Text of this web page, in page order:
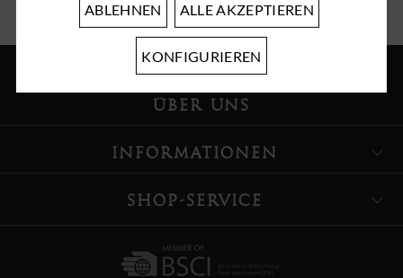
ÜBER UNS
INFORMATIONEN
SHOP-SERVICE
ABLEHNEN ALLE AKZEPTIEREN
KONFIGURIEREN